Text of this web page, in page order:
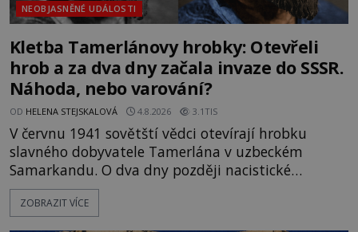
NEOBJASNĚNÉ UDÁLOSTI
Kletba Tamerlánovy hrobky: Otevřeli
hrob a za dva dny začala invaze do SSSR.
Náhoda, nebo varování?
OD HELENA STEJSKALOVÁ 4.8.2026 3.1TIS
V červnu 1941 sovětští vědci otevírají hrobku
slavného dobyvatele Tamerlána v uzbeckém
Samarkandu. O dva dny později nacistické
Německo zahajuje operaci Barbarossa a napadá
Sovětský svaz. Shoda dat je natolik zarážející, že se
ZOBRAZIT VÍCE